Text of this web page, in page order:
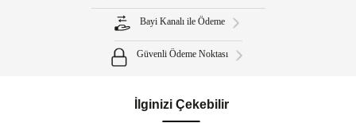
Bayi Kanalı ile Ödeme
Güvenli Ödeme Noktası
İlginizi Çekebilir